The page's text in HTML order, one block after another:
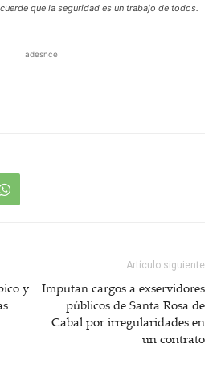
que la seguridad es un trabajo de todos.
adesnce
y
Artículo siguiente
Imputan cargos a exservidores
públicos de Santa Rosa de
Cabal por irregularidades en
un contrato